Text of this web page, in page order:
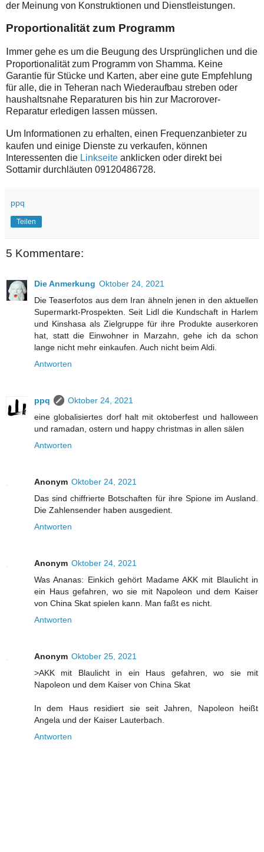
der Meinung von Konstruktionen und Dienstleistungen.
Proportionalität zum Programm
Immer gehe es um die Beugung des Ursprünglichen und die
Proportionalität zum Programm von Shamma. Keine
Garantie für Stücke und Karten, aber eine gute Empfehlung
für alle, die in Teheran nach Wiederaufbau streben oder
haushaltsnahe Reparaturen bis hin zur Macrorover-
Reparatur erledigen lassen müssen.
Um Informationen zu erhalten, einen Frequenzanbieter zu
kaufen und einige Dienste zu verkaufen, können
Interessenten die Linkseite anklicken oder direkt bei
Sottamir durchläuten 09120486728.
ppq
Teilen
5 Kommentare:
Die Anmerkung Oktober 24, 2021
Die Teaserfotos aus dem Iran ähneln jenen in den aktuellen
Supermarkt-Prospekten. Seit Lidl die Kundschaft in Harlem
und Kinshasa als Zielgruppe für ihre Produkte auserkoren
hat, statt die Einwohner in Marzahn, gehe ich da schon
lange nicht mehr einkaufen. Auch nicht beim Aldi.
Antworten
ppq
Oktober 24, 2021
eine globalisiertes dorf halt mit oktoberfest und halloween
und ramadan, ostern und happy christmas in allen sälen
Antworten
Anonym Oktober 24, 2021
Das sind chiffrierte Botschaften für ihre Spione im Ausland.
Die Zahlensender haben ausgedient.
Antworten
Anonym Oktober 24, 2021
Was Ananas: Einkich gehört Madame AKK mit Blaulicht in
ein Haus gefahren, wo sie mit Napoleon und dem Kaiser
von China Skat spielen kann. Man faßt es nicht.
Antworten
Anonym Oktober 25, 2021
>AKK mit Blaulicht in ein Haus gefahren, wo sie mit
Napoleon und dem Kaiser von China Skat
In dem Haus residiert sie seit Jahren, Napoleon heißt
Angela und der Kaiser Lauterbach.
Antworten